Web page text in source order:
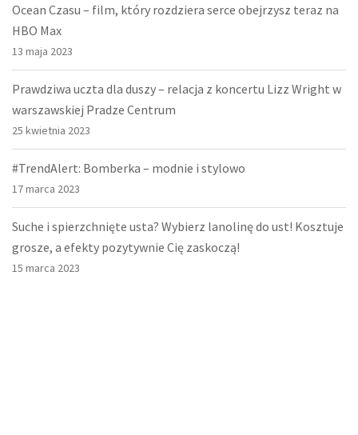
Ocean Czasu – film, który rozdziera serce obejrzysz teraz na
HBO Max
13 maja 2023
Prawdziwa uczta dla duszy – relacja z koncertu Lizz Wright w
warszawskiej Pradze Centrum
25 kwietnia 2023
#TrendAlert: Bomberka – modnie i stylowo
17 marca 2023
Suche i spierzchnięte usta? Wybierz lanolinę do ust! Kosztuje
grosze, a efekty pozytywnie Cię zaskoczą!
15 marca 2023